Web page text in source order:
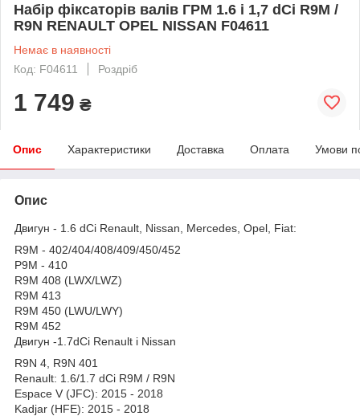
Набір фіксаторів валів ГРМ 1.6 i 1,7 dCi R9M /
R9N RENAULT OPEL NISSAN F04611
Немає в наявності
Код: F04611
Роздріб
1 749 ₴
Опис Характеристики Доставка Оплата Умови
Опис
Двигун - 1.6 dCi Renault, Nissan, Mercedes, Opel, Fiat:
R9M - 402/404/408/409/450/452
Р9М - 410
R9M 408 (LWX/LWZ)
R9M 413
R9M 450 (LWU/LWY)
R9M 452
Двигун -1.7dCi Renault і Nissan
R9N 4, R9N 401
Renault: 1.6/1.7 dCi R9M / R9N
Espace V (JFC): 2015 - 2018
Kadjar (HFE): 2015 - 2018